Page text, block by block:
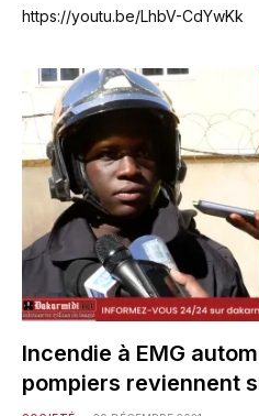
https://youtu.be/LhbV-CdYwKk
Incendie à EMG
pompiers reviennent